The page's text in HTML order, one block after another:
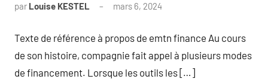
par Louise KESTEL mars 6, 2024
Texte de référence à propos de emtn finance Au cours
de son histoire, compagnie fait appel à plusieurs modes
de financement. Lorsque les outils les […]